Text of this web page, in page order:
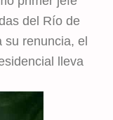
del Río de
su renuncia, el
lleva